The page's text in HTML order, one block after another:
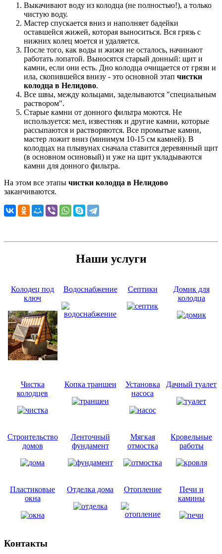
Выкачивают воду из колодца (не полностью!), а только
чистую воду.
Мастер спускается вниз и наполняет бадейки
оставшейся жижей, которая выноситься. Вся грязь с
нижних колец моется и удаляется.
После того, как воды и жижи не осталось, начинают
работать лопатой. Выносятся старый донный: щит и
камни, если они есть. Дно колодца очищается от грязи и
ила, скопившейся внизу - это основной этап чистки
колодца в Нелидово.
Все швы, между кольцами, заделываются "специальным
раствором".
Старые камни от донного фильтра моются. Не
используется: мел, известняк и другие камни, которые
рассыпаются и растворяются. Все промытые камни,
мастер ложит вниз (минимум 10-15 см камней). В
колодцах на плывунах сначала ставится деревянный щит
(в основном осиновый) и уже на щит укладываются
камни для донного фильтра.
На этом все этапы чистки колодца в Нелидово
заканчиваются.
Наши услуги
Колодец под
ключ
Водоснабжение Септики
Домик для
колодца
Чистка
колодцев
Копка траншеи
Установка
насоса
Дачный туалет
Строительство
домов
Ленточный
фундамент
Мягкая
отмостка
Кровельные
работы
Пластиковые
окна
Отделка дома Отопление
Печи и
камины
Контакты